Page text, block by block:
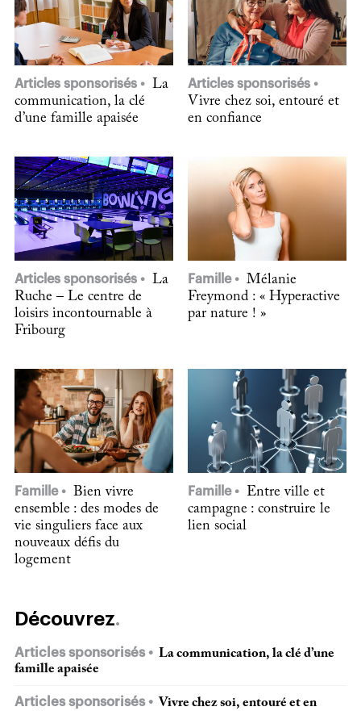
Articles sponsorisés
La
communication, la clé
d’une famille apaisée
Articles sponsorisés
Vivre chez soi, entouré et
en confiance
Articles sponsorisés
La
Ruche – Le centre de
loisirs incontournable à
Fribourg
Famille
Mélanie
Freymond : « Hyperactive
par nature ! »
Famille
Bien vivre
ensemble : des modes de
vie singuliers face aux
nouveaux défis du
logement
Famille
Entre ville et
campagne : construire le
lien social
Découvrez
Articles sponsorisés
La communication, la clé d’une
famille apaisée
Articles sponsorisés
Vivre chez soi, entouré et en